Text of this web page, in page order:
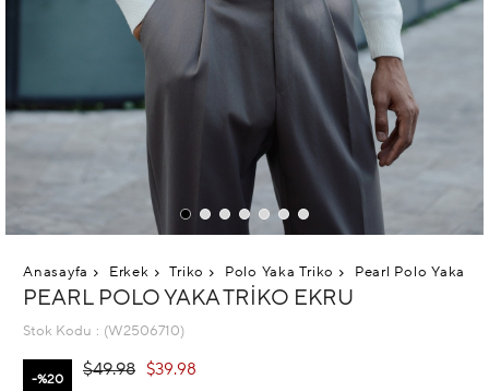
Anasayfa Erkek Triko Polo Yaka Triko Pearl Polo Yaka
PEARL POLO YAKA TRIKO EKRU
Stok Kodu (W2506710)
20
$49.98 $39.98